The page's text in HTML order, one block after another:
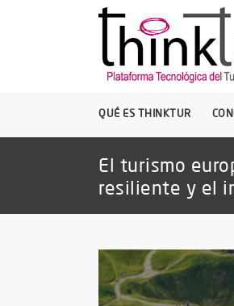
QUÉ ES THINKTUR
El turismo
resiliente y el